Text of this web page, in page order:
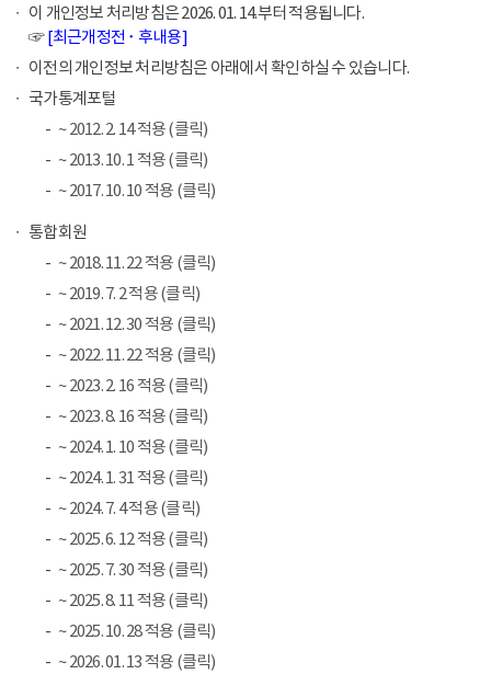
이 개인정보 처리방침은 2026. 01. 14.부터 적용됩니다.
☞[최근개정전 ･ 후내용]
이전의 개인정보 처리방침은 아래에서 확인하실 수 있습니다.
국가통계포털
~ 2012. 2. 14 적용 (클릭)
~ 2013. 10. 1 적용 (클릭)
~ 2017. 10. 10 적용 (클릭)
통합회원
~ 2018. 11. 22 적용 (클릭)
~ 2019. 7. 2 적용 (클릭)
~ 2021. 12. 30 적용 (클릭)
~ 2022. 11. 22 적용 (클릭)
~ 2023. 2. 16 적용 (클릭)
~ 2023. 8. 16 적용 (클릭)
~ 2024. 1. 10 적용 (클릭)
~ 2024. 1. 31 적용 (클릭)
~ 2024. 7. 4 적용 (클릭)
~ 2025. 6. 12 적용 (클릭)
~ 2025. 7. 30 적용 (클릭)
~ 2025. 8. 11 적용 (클릭)
~ 2025. 10. 28 적용 (클릭)
~ 2026. 01. 13 적용 (클릭)